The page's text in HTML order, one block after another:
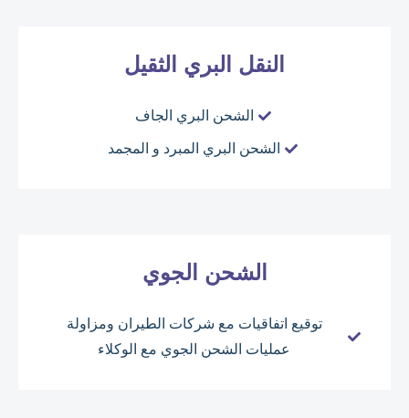
النقل البري الثقيل
الشحن البري الجاف
الشحن البري المبرد و المجمد
الشحن الجوي
توقيع اتفاقيات مع شركات الطيران ومزاولة
عمليات الشحن الجوي مع الوكلاء